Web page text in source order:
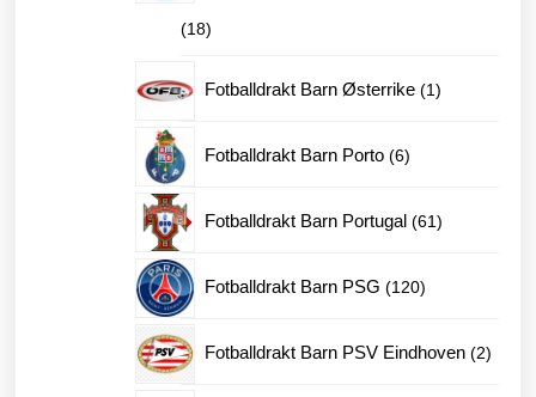
1818
produkter
Fotballdrakt Barn Østerrike 11
Fotballdrakt Barn Porto 66
Fotballdrakt Barn Portugal 6161
Fotballdrakt Barn PSG 120120
Fotballdrakt Barn PSV Eindhoven 22